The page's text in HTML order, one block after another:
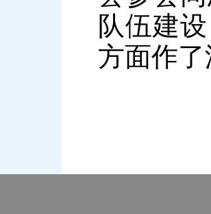
队伍建
方面作